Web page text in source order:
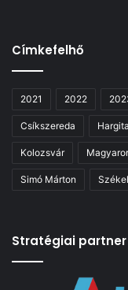
Címkefelhő
2021 2022
Csíkszereda
Kolozsvár
Simó Márton
Stratégiai partner